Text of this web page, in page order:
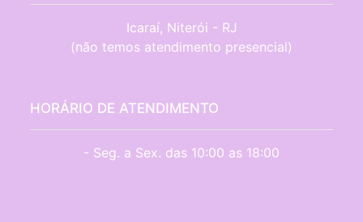
Icaraí, Niterói - RJ
(não temos atendimento presencial)
HORÁRIO DE ATENDIMENTO
- Seg. a Sex. das 10:00 as 18:00